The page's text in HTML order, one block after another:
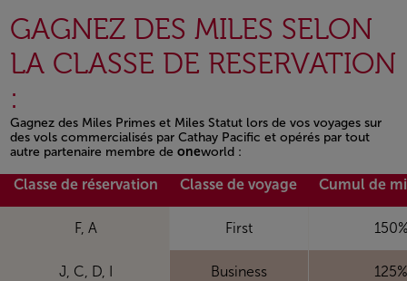
GAGNEZ DES MILES SELON
LA CLASSE DE RESERVATION
:
Gagnez des Miles Primes et Miles Statut lors de vos voyages sur
des vols commercialisés par Cathay Pacific et opérés par tout
autre partenaire membre de oneworld :
Open in a new window
Classe de réservation Classe de voyage Cumul de
F, A First
J, C, D, I Business 125%